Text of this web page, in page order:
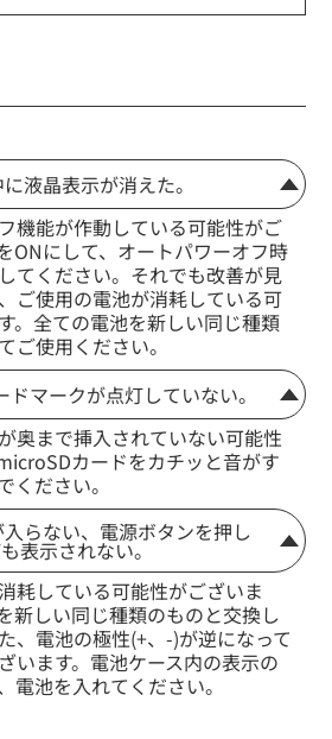
液晶表示が消えた。
機能が作動している可能性がご
ONにして、オートパワーオフ時
てください。それでも改善が見
ご使用の電池が消耗している可
。全ての電池を新しい同じ種類
ご使用ください。
ドマークが点灯していない。
奥まで挿入されていない可能性
カードをカチッと音がす
ください。
らない、電源ボタンを押し
表示されない。
耗している可能性がございま
新しい同じ種類のものと交換し
、電池の極性(+、-)が逆になって
います。電池ケース内の表示の
電池を入れてください。